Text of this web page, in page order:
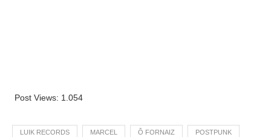
Post Views: 1.054
LUIK RECORDS MARCEL Ô FORNAIZ POSTPUNK